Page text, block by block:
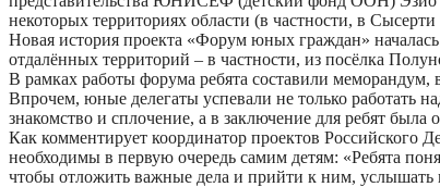
некоторых территориях области (в частности, в
Новая история проекта «Форум юных граждан»
отдалённых территорий – в частности, из посёлка
В рамках работы форума ребята составили
Впрочем, юные делегаты успевали не только работать
знакомство и сплочение, а в заключение для ребят была
Как комментирует координатор проектов
необходимы в первую очередь самим детям: «Ребята
чтобы отложить важные дела и прийти к ним, услышать